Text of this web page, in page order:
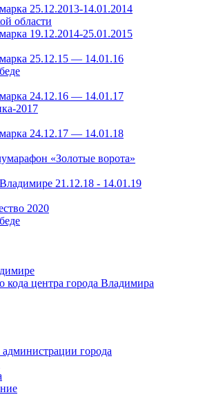
25.12.2013-14.01.2014
области
19.12.2014-25.01.2015
25.12.15 — 14.01.16
24.12.16 — 14.01.17
2017
24.12.17 — 14.01.18
«Золотые ворота»
21.12.18 - 14.01.19
2020
кода центра города Владимира
города